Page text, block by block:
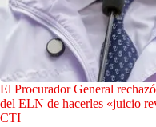
El Procurador General
del ELN de hacerles «juicio
CTI